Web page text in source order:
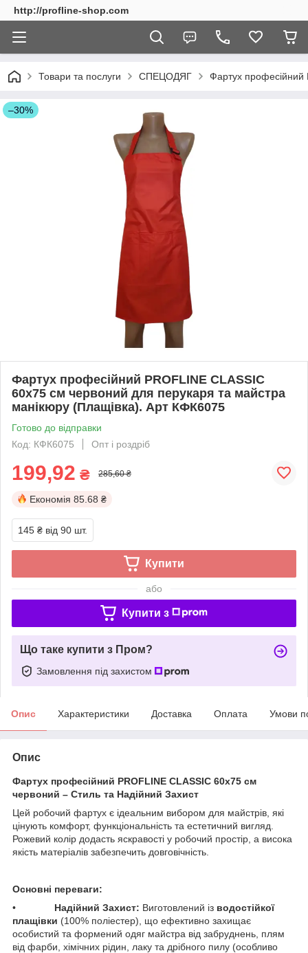
http://profline-shop.com
Товари та послуги СПЕЦОДЯГ Фартух професійний
–30%
Фартух професійний PROFLINE CLASSIC
60х75 см червоний для перукаря та майстра
манікюру (Плащівка). Арт КФК6075
Готово до відправки
Код: КФК6075
Опт і роздріб
199,92 ₴ 285,60 ₴
Економія 85.68 ₴
145 ₴ від 90 шт.
Купити
або
Купити з
Що таке купити з Пром?
Замовлення під захистом
Опис Характеристики Доставка Оплата Умови
Опис
Фартух професійний PROFLINE CLASSIC 60х75 см
червоний – Стиль та Надійний Захист
​Цей робочий фартух є ідеальним вибором для майстрів, які
цінують комфорт, функціональність та естетичний вигляд.
Рожевий колір додасть яскравості у робочий простір, а висока
якість матеріалів забезпечить довговічність.
Основні переваги:
• ​ Надійний Захист: Виготовлений із водостійкої
плащівки (100% поліестер), що ефективно захищає
особистий та формений одяг майстра від забруднень, плям
від фарби, хімічних рідин, лаку та дрібного пилу (особливо